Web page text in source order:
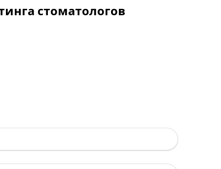
стоматологов